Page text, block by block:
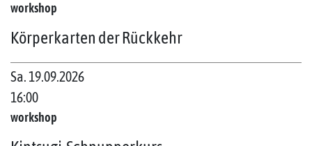
workshop
Körperkarten der Rückkehr
Sa. 19.09.2026
16:00
workshop